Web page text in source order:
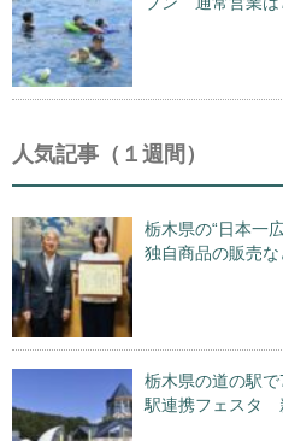
人気記事（１週間）
栃木県の“日本一
独自商品の販売な
栃木県の道の駅
駅連携フェスタ